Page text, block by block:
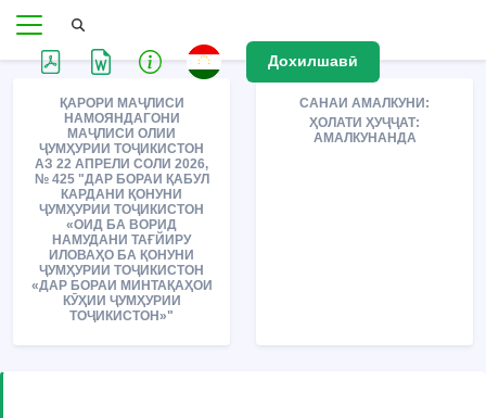
Дохилшавӣ
ҚАРОРИ МАҶЛИСИ
НАМОЯНДАГОНИ
МАҶЛИСИ ОЛИИ
ҶУМҲУРИИ ТОҶИКИСТОН
АЗ 22 АПРЕЛИ СОЛИ 2026,
№ 425 "ДАР БОРАИ ҚАБУЛ
КАРДАНИ ҚОНУНИ
ҶУМҲУРИИ ТОҶИКИСТОН
«ОИД БА ВОРИД
НАМУДАНИ ТАҒЙИРУ
ИЛОВАҲО БА ҚОНУНИ
ҶУМҲУРИИ ТОҶИКИСТОН
«ДАР БОРАИ МИНТАҚАҲОИ
КӮҲИИ ҶУМҲУРИИ
ТОҶИКИСТОН»"
САНАИ АМАЛКУНИ:
ҲОЛАТИ ҲУҶҶАТ:
АМАЛКУНАНДА